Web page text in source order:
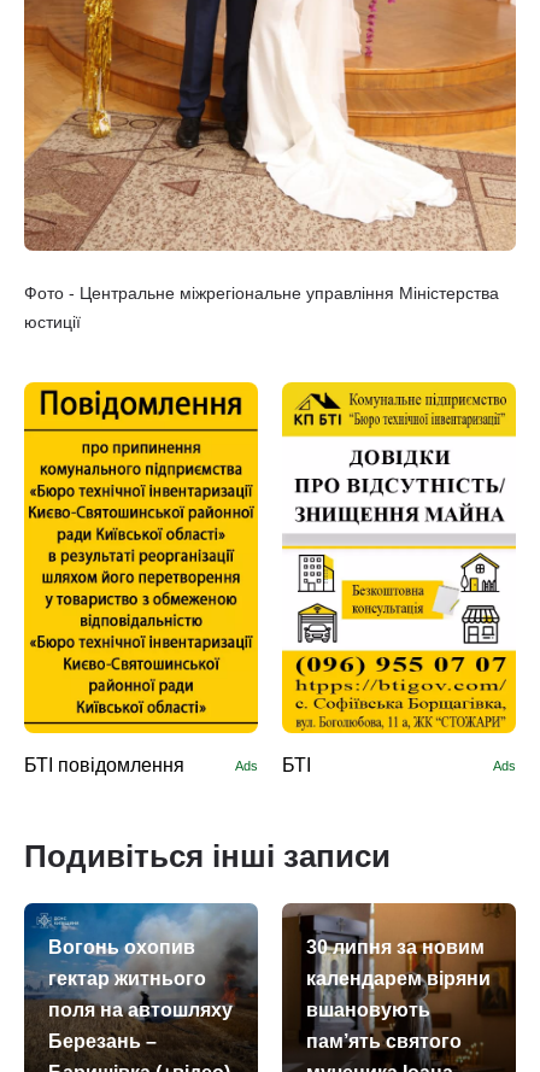
Фото - Центральне міжрегіональне управління Міністерства
юстиції
БТІ повідомлення Ads БТІ Ads
Подивіться інші записи
Вогонь охопив
гектар житнього
поля на автошляху
Березань –
30 липня за новим
календарем віряни
вшановують
пам’ять святого